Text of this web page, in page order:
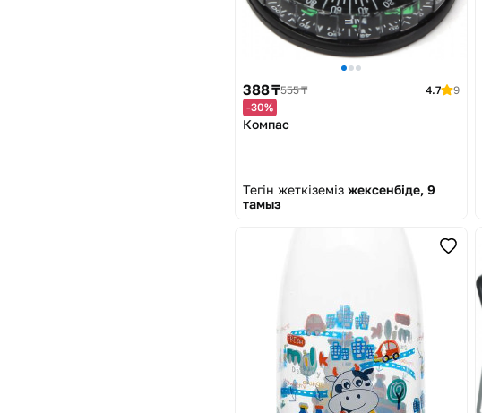
388 ₸555 ₸ 4.7
9
-30%
Компас
Тегін жеткіземіз жексенбіде, 9
тамыз